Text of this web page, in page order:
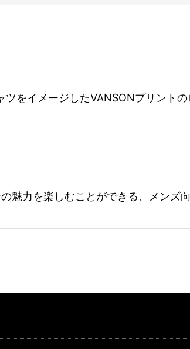
ツをイメージしたVANSONプリント
魅力を楽しむことができる、メンズ